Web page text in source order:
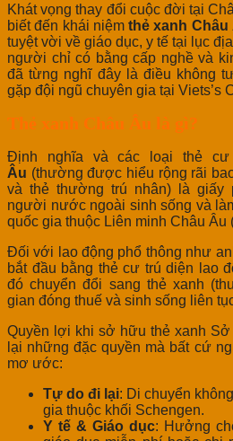
Khát vọng thay đổi cuộc đời tại
biết đến khái niệmthẻ xanh Châu
tuyệt vời về giáo dục, y tế tại lục
người chỉ có bằng cấp nghề và
đã từng nghĩ đây là điều không
gặp đội ngũ chuyên gia tại Viets’s
Thẻ xanh Châu Âu là gì?
Định nghĩa và các loại thẻ
Âu (thường được hiểu rộng rãi
và thẻ thường trú nhân) là giấy
người nước ngoài sinh sống và
quốc gia thuộc Liên minh Châu Âu
Đối với lao động phổ thông như
bắt đầu bằng thẻ cư trú diện lao
đó chuyển đổi sang thẻ xanh
gian đóng thuế và sinh sống liên
Quyền lợi khi sở hữu thẻ xanh Sở
lại những đặc quyền mà bất cứ
mơ ước:
Tự do đi lại: Di chuyển
gia thuộc khối Schengen.
Y tế & Giáo dục: Hưởng